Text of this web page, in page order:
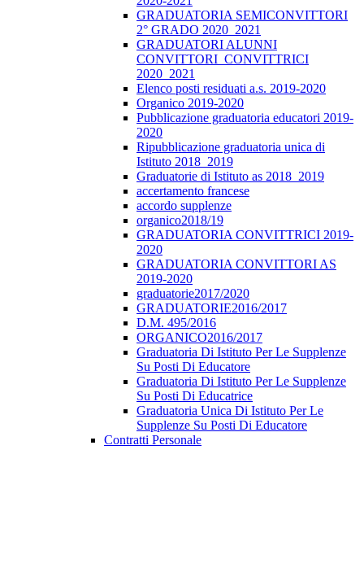
GRADUATORIA SEMICONVITTORI
2° GRADO 2020_2021
GRADUATORI ALUNNI
CONVITTORI_CONVITTRICI
2020_2021
Elenco posti residuati a.s. 2019-2020
Organico 2019-2020
Pubblicazione graduatoria educatori 2019-
2020
Ripubblicazione graduatoria unica di
Istituto 2018_2019
Graduatorie di Istituto as 2018_2019
accertamento francese
accordo supplenze
organico2018/19
GRADUATORIA CONVITTRICI 2019-
2020
GRADUATORIA CONVITTORI AS
2019-2020
graduatorie2017/2020
GRADUATORIE2016/2017
D.M. 495/2016
ORGANICO2016/2017
Graduatoria Di Istituto Per Le Supplenze
Su Posti Di Educatore
Graduatoria Di Istituto Per Le Supplenze
Su Posti Di Educatrice
Graduatoria Unica Di Istituto Per Le
Supplenze Su Posti Di Educatore
Contratti Personale